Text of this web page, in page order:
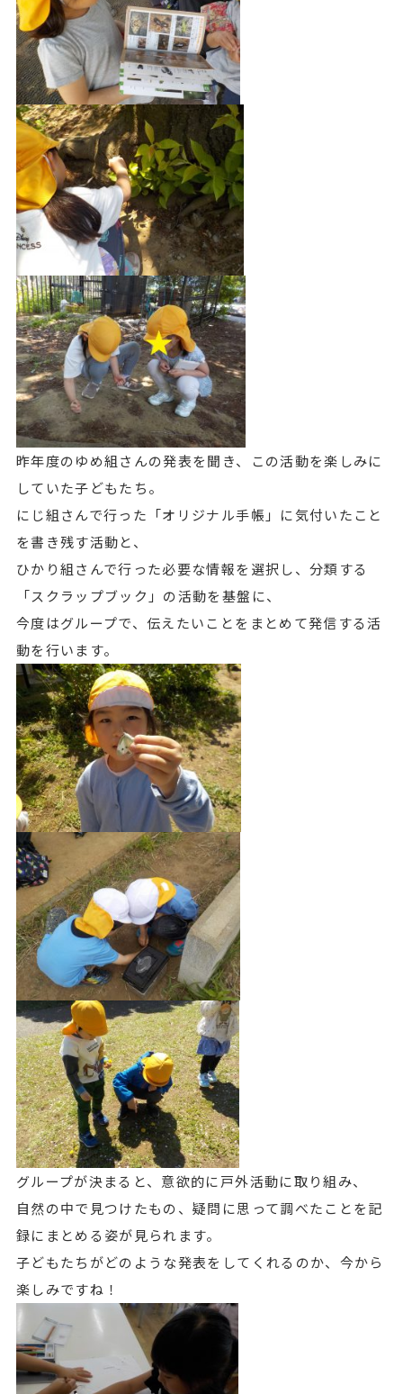
昨年度のゆめ組さんの発表を聞き、この活動を楽しみに
していた子どもたち。
にじ組さんで行った「オリジナル手帳」に気付いたこと
を書き残す活動と、
ひかり組さんで行った必要な情報を選択し、分類する
「スクラップブック」の活動を基盤に、
今度はグループで、伝えたいことをまとめて発信する活
動を行います。
グループが決まると、意欲的に戸外活動に取り組み、
自然の中で見つけたもの、疑問に思って調べたことを記
録にまとめる姿が見られます。
子どもたちがどのような発表をしてくれるのか、今から
楽しみですね！